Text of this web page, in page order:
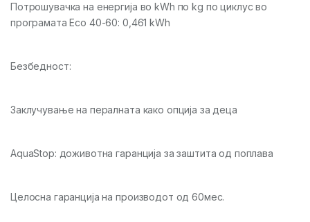
Потрошувачка на енергија во kWh по kg по циклус во
програмата Eco 40-60: 0,461 kWh
Безбедност:
Заклучување на пералната како опција за деца
AquaStop: доживотна гаранција за заштита од поплава
Целосна гаранција на производот од 60мес.